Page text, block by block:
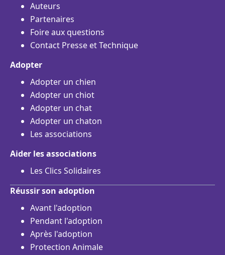
Auteurs
Partenaires
Foire aux questions
Contact Presse et Technique
Adopter
Adopter un chien
Adopter un chiot
Adopter un chat
Adopter un chaton
Les associations
Aider les associations
Les Clics Solidaires
Réussir son adoption
Avant l'adoption
Pendant l'adoption
Après l'adoption
Protection Animale